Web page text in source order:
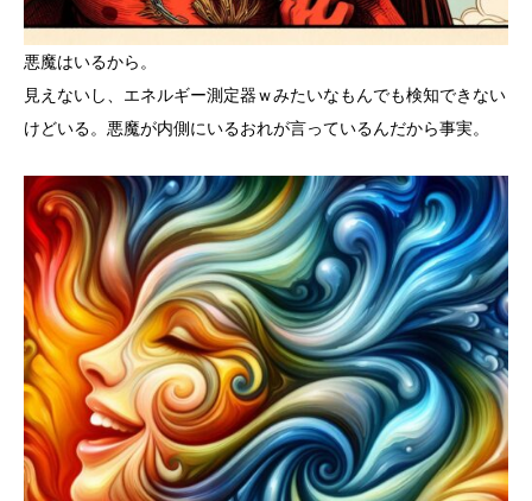
悪魔はいるから。
見えないし、エネルギー測定器ｗみたいなもんでも検知できない
けどいる。悪魔が内側にいるおれが言っているんだから事実。